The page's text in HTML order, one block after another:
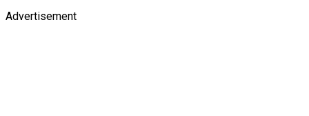
Advertisement